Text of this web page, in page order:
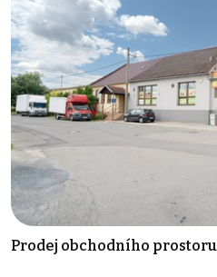
Prodej obchodního prostoru